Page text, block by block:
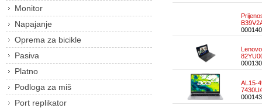
Monitor
Napajanje
Oprema za bicikle
Pasiva
Platno
Podloga za miš
Port replikator
AL15-